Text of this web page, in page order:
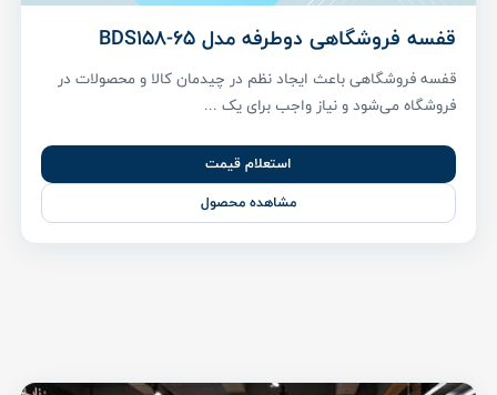
قفسه فروشگاهی دوطرفه مدل BDS158-65
قفسه فروشگاهی باعث ایجاد نظم در چیدمان کالا و محصولات در
فروشگاه می‌شود و نیاز واجب برای یک ...
استعلام قیمت
مشاهده محصول